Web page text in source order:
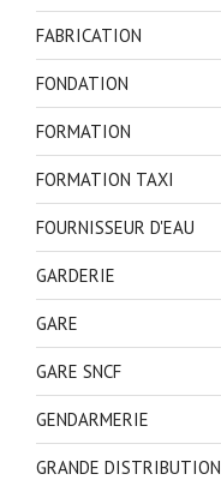
FABRICATION
FONDATION
FORMATION
FORMATION TAXI
FOURNISSEUR D'EAU
GARDERIE
GARE
GARE SNCF
GENDARMERIE
GRANDE DISTRIBUTION